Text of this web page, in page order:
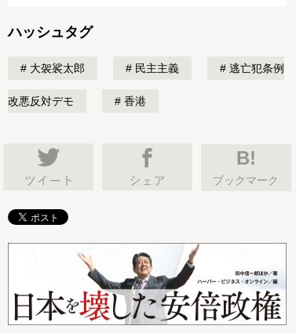
ハッシュタグ
大袈裟太郎 民主主義 逃亡犯条例
改悪反対デモ 香港
B!
ブックマーク